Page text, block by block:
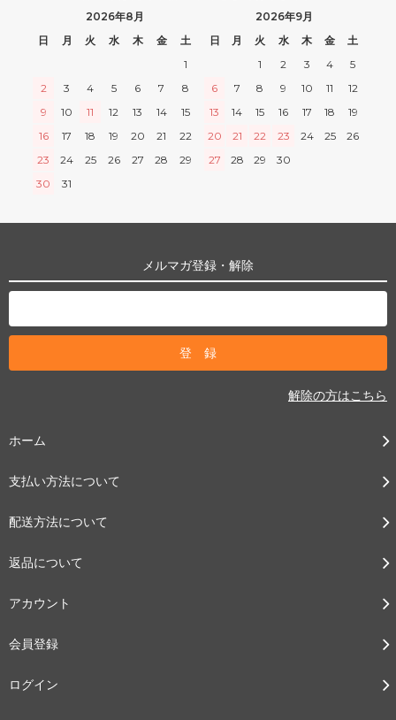
2026年8月
日
月 火 水 木 金
土
1
2
3 4 5 6 7
8
9
10 11 12 13 14
15
16
17 18 19 20 21
22
23
24 25 26 27 28
29
30
31
2026年9月
日
月 火 水 木 金
土
1
2 3 4
5
6
7 8 9 10 11
12
13
14 15 16 17 18
19
20
21 22 23 24 25
26
27
28 29 30
メルマガ登録・解除
解除の方はこちら
ホーム
支払い方法について
配送方法について
返品について
アカウント
会員登録
ログイン